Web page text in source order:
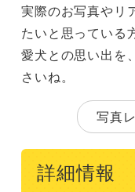
実際のお写真やリ
たいと思っている
愛犬との思い出を
さいね。
写真
詳細情報